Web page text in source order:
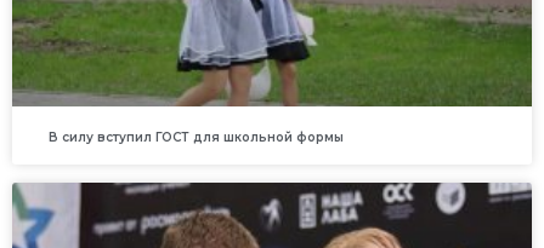
В силу вступил ГОСТ для школьной формы